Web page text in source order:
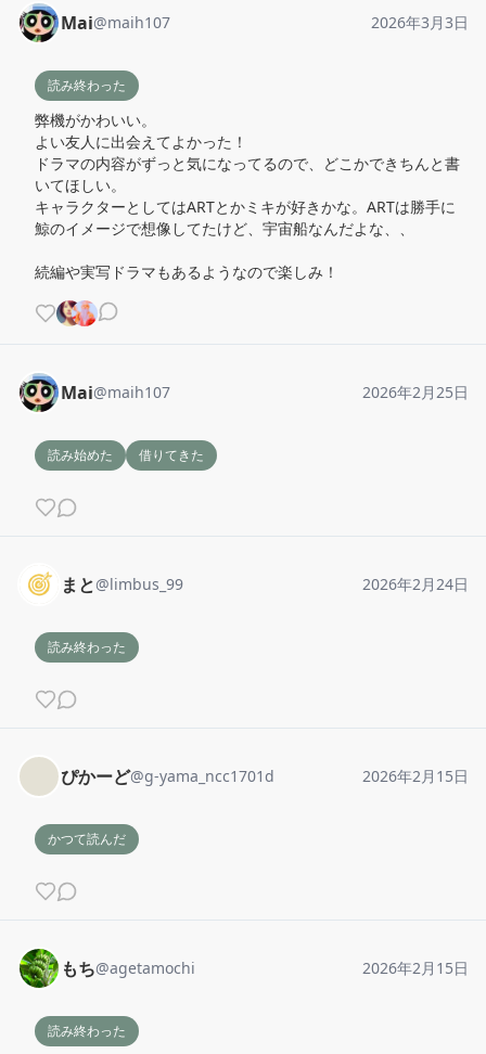
Mai@maih107 2026年3月3日
読み終わった
弊機がかわいい。
よい友人に出会えてよかった！
ドラマの内容がずっと気になってるので、どこかできちんと書
いてほしい。
キャラクターとしてはARTとかミキが好きかな。ARTは勝手に
鯨のイメージで想像してたけど、宇宙船なんだよな、、
続編や実写ドラマもあるようなので楽しみ！
Mai@maih107 2026年2月25日
読み始めた 借りてきた
まと@limbus_99 2026年2月24日
読み終わった
ぴかーど@g-yama_ncc1701d 2026年2月15日
かつて読んだ
もち@agetamochi 2026年2月15日
読み終わった